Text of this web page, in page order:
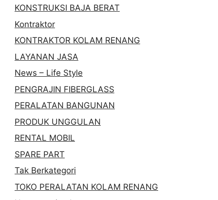
KONSTRUKSI BAJA BERAT
Kontraktor
KONTRAKTOR KOLAM RENANG
LAYANAN JASA
News – Life Style
PENGRAJIN FIBERGLASS
PERALATAN BANGUNAN
PRODUK UNGGULAN
RENTAL MOBIL
SPARE PART
Tak Berkategori
TOKO PERALATAN KOLAM RENANG